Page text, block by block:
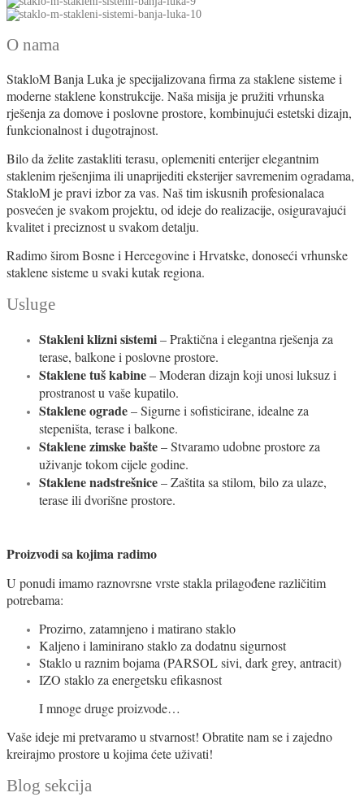
O nama
StakloM Banja Luka je specijalizovana firma za staklene sisteme i
moderne staklene konstrukcije. Naša misija je pružiti vrhunska
rješenja za domove i poslovne prostore, kombinujući estetski dizajn,
funkcionalnost i dugotrajnost.
Bilo da želite zastakliti terasu, oplemeniti enterijer elegantnim
staklenim rješenjima ili unaprijediti eksterijer savremenim ogradama,
StakloM je pravi izbor za vas. Naš tim iskusnih profesionalaca
posvećen je svakom projektu, od ideje do realizacije, osiguravajući
kvalitet i preciznost u svakom detalju.
Radimo širom Bosne i Hercegovine i Hrvatske, donoseći vrhunske
staklene sisteme u svaki kutak regiona.
Usluge
Stakleni klizni sistemi– Praktična i elegantna rješenja za
terase, balkone i poslovne prostore.
Staklene tuš kabine– Moderan dizajn koji unosi luksuz i
prostranost u vaše kupatilo.
Staklene ograde– Sigurne i sofisticirane, idealne za
stepeništa, terase i balkone.
Staklene zimske bašte– Stvaramo udobne prostore za
uživanje tokom cijele godine.
Staklene nadstrešnice– Zaštita sa stilom, bilo za ulaze,
terase ili dvorišne prostore.
Proizvodi sa kojima radimo
U ponudi imamo raznovrsne vrste stakla prilagođene različitim
potrebama:
Prozirno, zatamnjeno i matirano staklo
Kaljeno i laminirano staklo za dodatnu sigurnost
Staklo u raznim bojama (PARSOL sivi, dark grey, antracit)
IZO staklo za energetsku efikasnost
I mnoge druge proizvode…
Vaše ideje mi pretvaramo u stvarnost! Obratite nam se i zajedno
kreirajmo prostore u kojima ćete uživati!
Blog sekcija